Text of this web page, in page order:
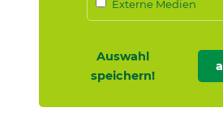
Externe Medien
Auswahl
speichern!